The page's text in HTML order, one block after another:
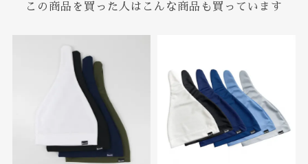
この商品を買った人はこんな商品も買っています